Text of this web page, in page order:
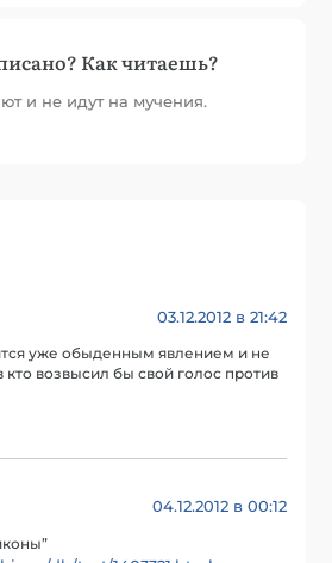
Как читаешь?
и не идут на мучения.
03.12.2012 в 21:42
уже обыденным явлением и не
кто возвысил бы свой голос против
04.12.2012 в 00:12